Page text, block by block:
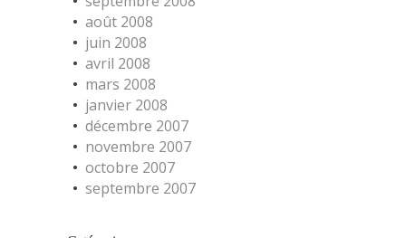
août 2008
juin 2008
avril 2008
mars 2008
janvier 2008
décembre 2007
novembre 2007
octobre 2007
septembre 2007